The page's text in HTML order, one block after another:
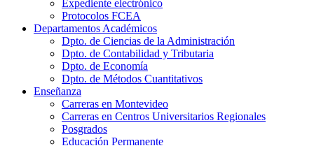
Expediente electrónico
Protocolos FCEA
Departamentos Académicos
Dpto. de Ciencias de la Administración
Dpto. de Contabilidad y Tributaria
Dpto. de Economía
Dpto. de Métodos Cuantitativos
Enseñanza
Carreras en Montevideo
Carreras en Centros Universitarios Regionales
Posgrados
Educación Permanente